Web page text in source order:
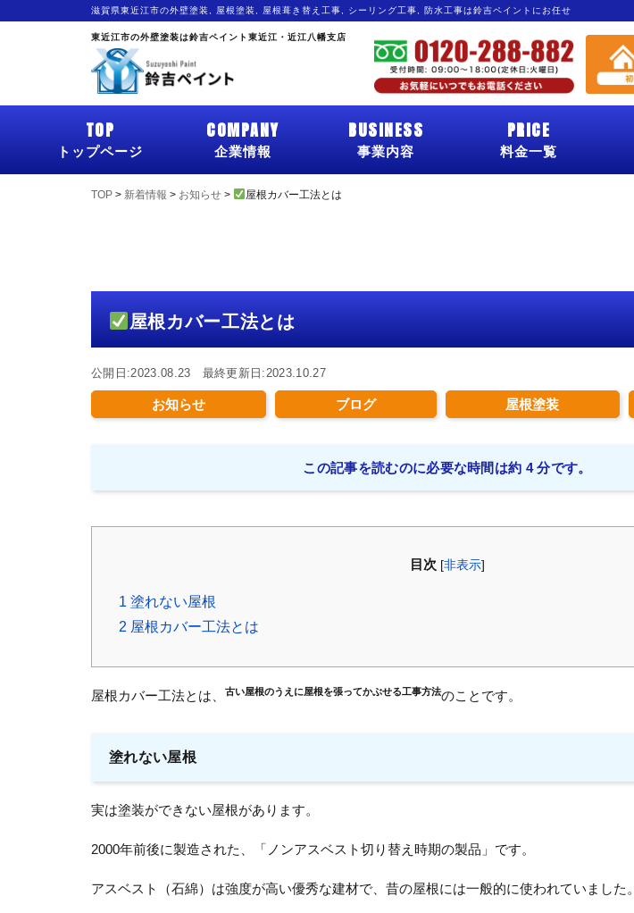
滋賀県東近江市の外壁塗装, 屋根塗装, 屋根葺き替え工事, シーリング工事, 防水工事は鈴吉ペイントにお任せ
東近江市の外壁塗装は鈴吉ペイント東近江・近江八幡支店
TOP
トップページ
COMPANY
企業情報
BUSINESS
事業内容
PRICE
料金一覧
TOP > 新着情報 > お知らせ > 屋根カバー工法とは
屋根カバー工法とは
公開日:2023.08.23 最終更新日:2023.10.27
お知らせ ブログ 屋根塗装
この記事を読むのに必要な時間は約 4 分です。
目次 [非表示]
1 塗れない屋根
2 屋根カバー工法とは
屋根カバー工法とは、 古い屋根のうえに屋根を張ってかぶせる工事方法のことです。
塗れない屋根
実は塗装ができない屋根があります。
2000年前後に製造された、「ノンアスベスト切り替え時期の製品」です。
アスベスト（石綿）は強度が高い優秀な建材で、昔の屋根には一般的に使われていました。